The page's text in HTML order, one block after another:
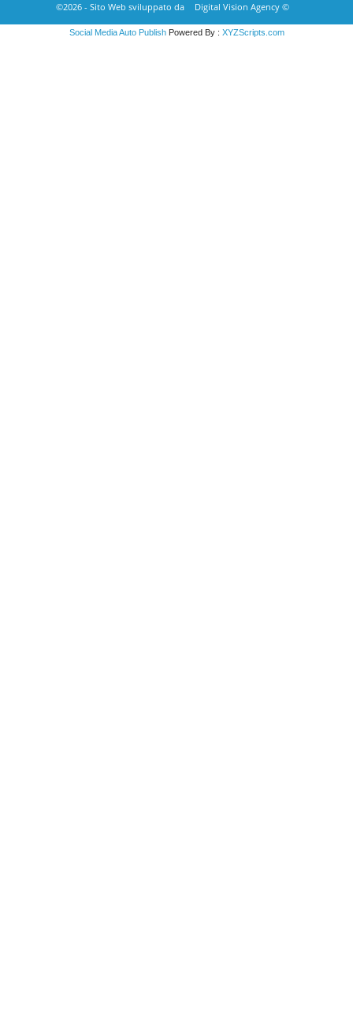
©2026 - Sito Web sviluppato da
Digital Vision Agency ©
Social Media Auto PublishPowered By : XYZScripts.com